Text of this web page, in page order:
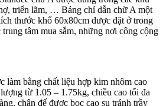
triển lãm, … Bảng chỉ dẫn chữ A một
thước khổ 60x80cm được đặt ở trong
tâm mua sắm, những nơi công cộng
làm bằng chất liệu hợp kim nhôm cao
từ 1.05 – 1.75kg, chiều cao tối đa
chân đế được bọc cao su tránh trầy